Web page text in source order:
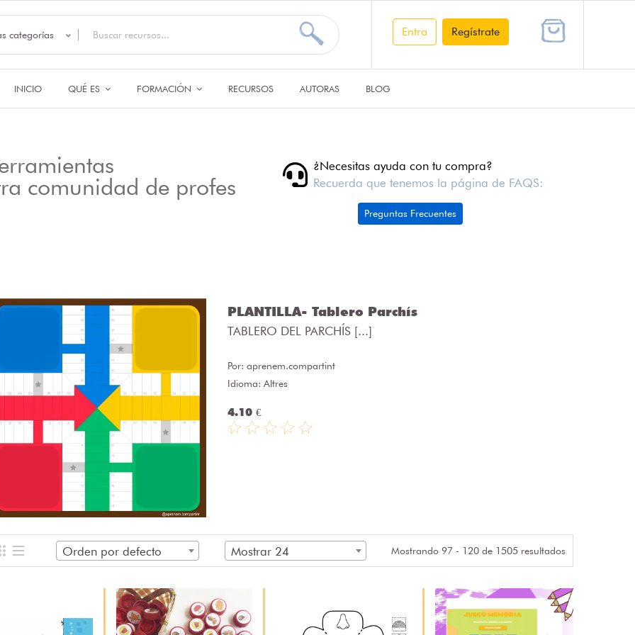
categorías Entra Regístrate
INICIO QUÉ ES FORMACIÓN RECURSOS AUTORAS BLOG
comunidad de profes
¿Necesitas ayuda con tu compra?
Recuerda que tenemos la página de FAQS:
Preguntas Frecuentes
PLANTILLA- Tablero Parchís
TABLERO DEL PARCHÍS [...]
Por:aprenem.compartint
Idioma: Altres
4.10 €
Orden por defecto Mostrar 24 Mostrando 97 - 120 de 1505 resultados